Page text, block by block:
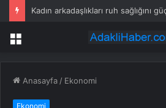
Kadın arkadaşlıkları ruh sağlığını
Menü
Anasayfa / Ekonomi
Ekonomi